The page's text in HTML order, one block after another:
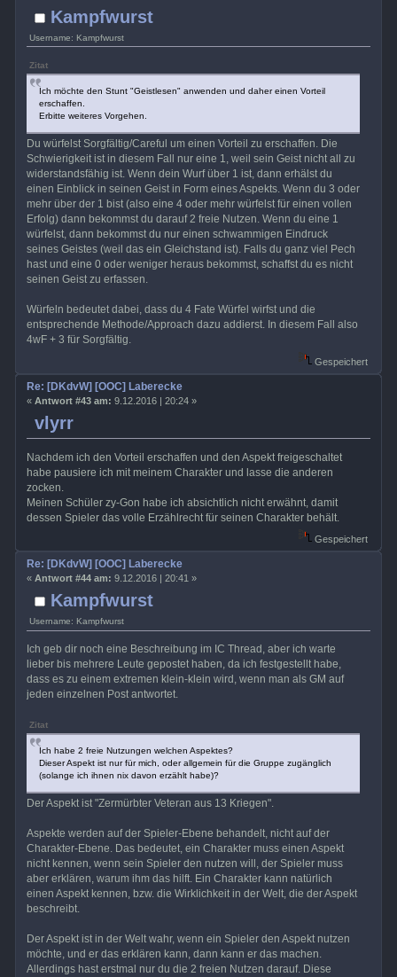
Kampfwurst
Username: Kampfwurst
Zitat
Ich möchte den Stunt "Geistlesen" anwenden und daher einen Vorteil
erschaffen.
Erbitte weiteres Vorgehen.
Du würfelst Sorgfältig/Careful um einen Vorteil zu erschaffen. Die
Schwierigkeit ist in diesem Fall nur eine 1, weil sein Geist nicht all zu
widerstandsfähig ist. Wenn dein Wurf über 1 ist, dann erhälst du
einen Einblick in seinen Geist in Form eines Aspekts. Wenn du 3 oder
mehr über der 1 bist (also eine 4 oder mehr würfelst für einen vollen
Erfolg) dann bekommst du darauf 2 freie Nutzen. Wenn du eine 1
würfelst, dann bekommst du nur einen schwammigen Eindruck
seines Geistes (weil das ein Gleichstand ist). Falls du ganz viel Pech
hast und eine 0 oder weniger heraus bekommst, schaffst du es nicht
seinen Geist zu erfassen.
Würfeln bedeutet dabei, dass du 4 Fate Würfel wirfst und die
entsprechende Methode/Approach dazu addierst. In diesem Fall also
4wF + 3 für Sorgfältig.
Gespeichert
vlyrr
Re: [DKdvW] [OOC] Laberecke
« Antwort #43 am: 9.12.2016 | 20:24 »
Nachdem ich den Vorteil erschaffen und den Aspekt freigeschaltet
habe pausiere ich mit meinem Charakter und lasse die anderen
zocken.
Meinen Schüler zy-Gon habe ich absichtlich nicht erwähnt, damit
dessen Spieler das volle Erzählrecht für seinen Charakter behält.
Gespeichert
Kampfwurst
Username: Kampfwurst
Re: [DKdvW] [OOC] Laberecke
« Antwort #44 am: 9.12.2016 | 20:41 »
Ich geb dir noch eine Beschreibung im IC Thread, aber ich warte
lieber bis mehrere Leute gepostet haben, da ich festgestellt habe,
dass es zu einem extremen klein-klein wird, wenn man als GM auf
jeden einzelnen Post antwortet.
Zitat
Ich habe 2 freie Nutzungen welchen Aspektes?
Dieser Aspekt ist nur für mich, oder allgemein für die Gruppe zugänglich
(solange ich ihnen nix davon erzählt habe)?
Der Aspekt ist "Zermürbter Veteran aus 13 Kriegen".
Aspekte werden auf der Spieler-Ebene behandelt, nicht auf der
Charakter-Ebene. Das bedeutet, ein Charakter muss einen Aspekt
nicht kennen, wenn sein Spieler den nutzen will, der Spieler muss
aber erklären, warum ihm das hilft. Ein Charakter kann natürlich
einen Aspekt kennen, bzw. die Wirklichkeit in der Welt, die der Aspekt
beschreibt.
Der Aspekt ist in der Welt wahr, wenn ein Spieler den Aspekt nutzen
möchte, und er das erklären kann, dann kann er das machen.
Allerdings hast erstmal nur du die 2 freien Nutzen darauf. Diese